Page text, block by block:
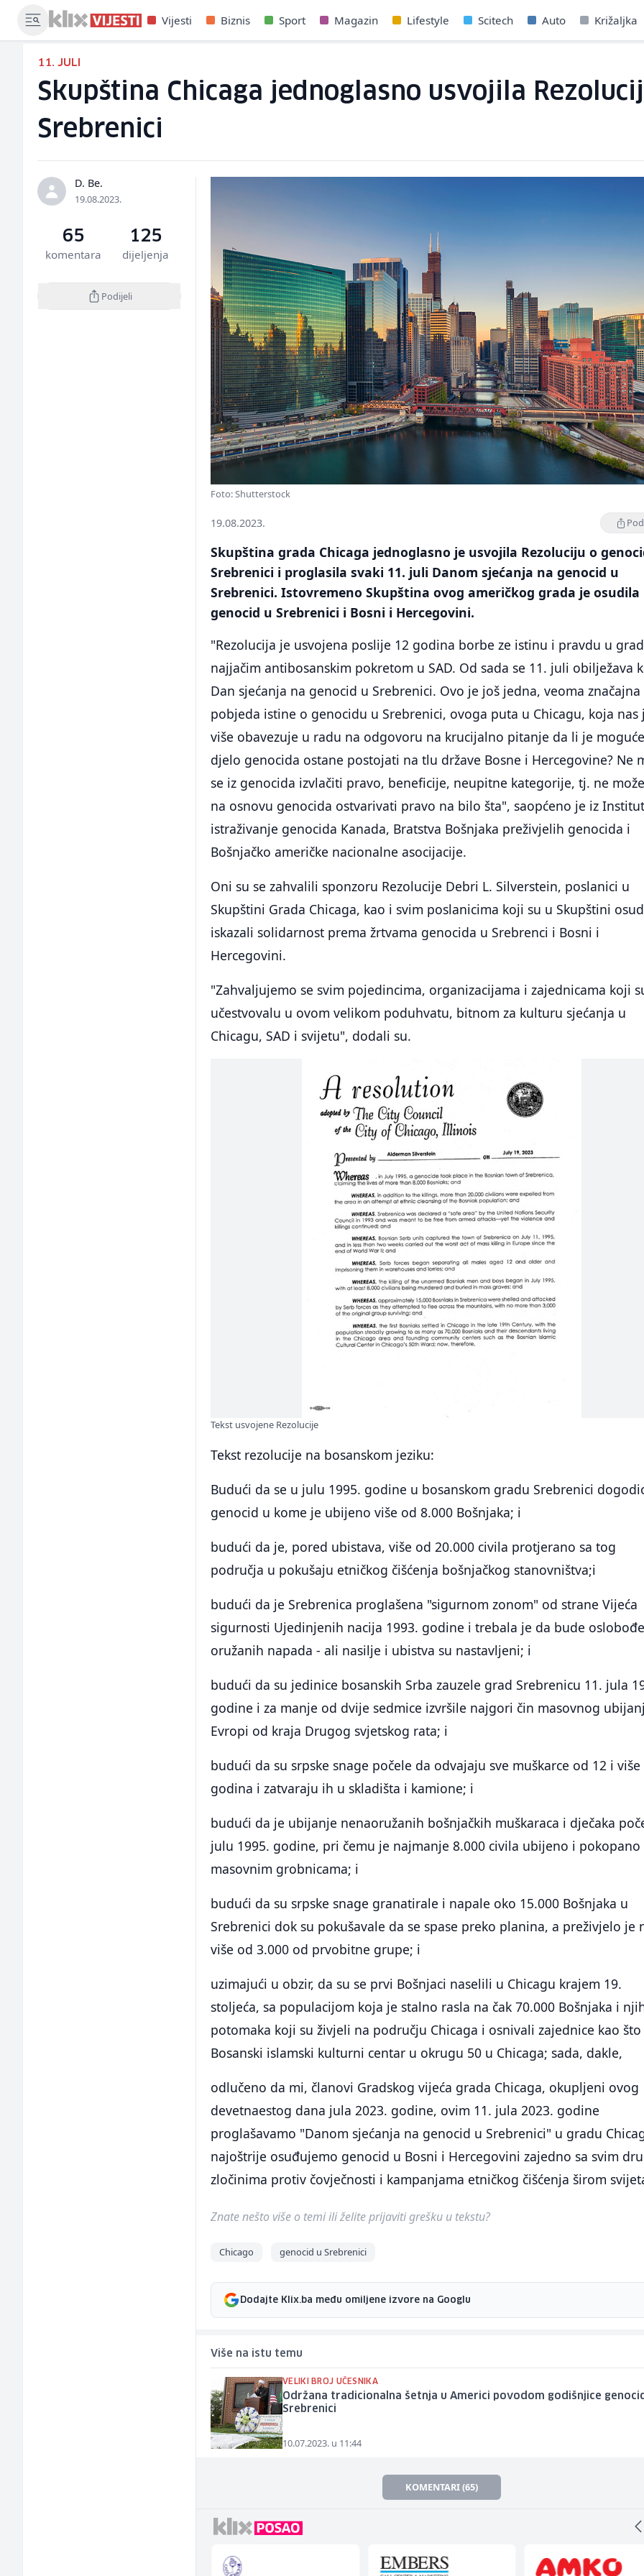
Vijesti Biznis Sport Magazin Lifestyle Scitech Auto Križaljka
11. JULI
Skupština Chicaga jednoglasno usvojila
Srebrenici
D. Be.
19.08.2023.
65
komentara
125
dijeljenja
Podijeli
Foto: Shutterstock
19.08.2023.
Skupština grada Chicaga jednoglasno je usvojila Rezoluciju o
Srebrenici i proglasila svaki 11. juli Danom sjećanja na genocid u
Srebrenici. Istovremeno Skupština ovog američkog grada je osudila
genocid u Srebrenici i Bosni i Hercegovini.
"Rezolucija je usvojena poslije 12 godina borbe ze istinu i pravdu u
najjačim antibosanskim pokretom u SAD. Od sada se 11. juli obilježava
Dan sjećanja na genocid u Srebrenici. Ovo je još jedna, veoma značajna
pobjeda istine o genocidu u Srebrenici, ovoga puta u Chicagu, koja nas
više obavezuje u radu na odgovoru na krucijalno pitanje da li je
djelo genocida ostane postojati na tlu države Bosne i Hercegovine? Ne
se iz genocida izvlačiti pravo, beneficije, neupitne kategorije, tj. ne
na osnovu genocida ostvarivati pravo na bilo šta", saopćeno je iz
istraživanje genocida Kanada, Bratstva Bošnjaka preživjelih genocida i
Bošnjačko američke nacionalne asocijacije.
Oni su se zahvalili sponzoru Rezolucije Debri L. Silverstein, poslanici u
Skupštini Grada Chicaga, kao i svim poslanicima koji su u Skupštini
iskazali solidarnost prema žrtvama genocida u Srebrenci i Bosni i
Hercegovini.
"Zahvaljujemo se svim pojedincima, organizacijama i zajednicama koji
učestvovalu u ovom velikom poduhvatu, bitnom za kulturu sjećanja u
Chicagu, SAD i svijetu", dodali su.
Tekst usvojene Rezolucije
Tekst rezolucije na bosanskom jeziku:
Budući da se u julu 1995. godine u bosanskom gradu Srebrenici
genocid u kome je ubijeno više od 8.000 Bošnjaka; i
budući da je, pored ubistava, više od 20.000 civila protjerano sa tog
područja u pokušaju etničkog čišćenja bošnjačkog stanovništva;i
budući da je Srebrenica proglašena "sigurnom zonom" od strane Vijeća
sigurnosti Ujedinjenih nacija 1993. godine i trebala je da bude
oružanih napada - ali nasilje i ubistva su nastavljeni; i
budući da su jedinice bosanskih Srba zauzele grad Srebrenicu 11. jula
godine i za manje od dvije sedmice izvršile najgori čin masovnog
Evropi od kraja Drugog svjetskog rata; i
budući da su srpske snage počele da odvajaju sve muškarce od 12 i više
godina i zatvaraju ih u skladišta i kamione; i
budući da je ubijanje nenaoružanih bošnjačkih muškaraca i dječaka
julu 1995. godine, pri čemu je najmanje 8.000 civila ubijeno i pokopano
masovnim grobnicama; i
budući da su srpske snage granatirale i napale oko 15.000 Bošnjaka u
Srebrenici dok su pokušavale da se spase preko planina, a preživjelo je
više od 3.000 od prvobitne grupe; i
uzimajući u obzir, da su se prvi Bošnjaci naselili u Chicagu krajem 19.
stoljeća, sa populacijom koja je stalno rasla na čak 70.000 Bošnjaka i
potomaka koji su živjeli na području Chicaga i osnivali zajednice kao
Bosanski islamski kulturni centar u okrugu 50 u Chicaga; sada, dakle,
odlučeno da mi, članovi Gradskog vijeća grada Chicaga, okupljeni ovog
devetnaestog dana jula 2023. godine, ovim 11. jula 2023. godine
proglašavamo "Danom sjećanja na genocid u Srebrenici" u gradu
najoštrije osuđujemo genocid u Bosni i Hercegovini zajedno sa svim
zločinima protiv čovječnosti i kampanjama etničkog čišćenja širom
Znate nešto više o temi ili želite prijaviti grešku u tekstu?
Chicago genocid u Srebrenici
Dodajte Klix.ba među omiljene izvore na Googlu
Više na istu temu
VELIKI BROJ UČESNIKA
Održana tradicionalna šetnja u Americi povodom godišnjice
Srebrenici
10.07.2023. u 11:44
KOMENTARI (65)